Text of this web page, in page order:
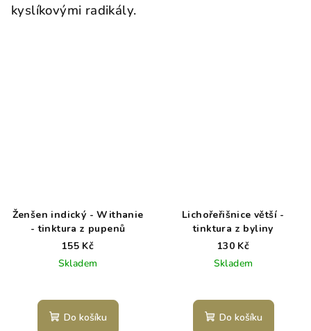
kyslíkovými radikály.
Ženšen indický - Withanie
- tinktura z pupenů
155 Kč
Skladem
Do košíku
Lichořeřišnice větší -
tinktura z byliny
130 Kč
Skladem
Do košíku